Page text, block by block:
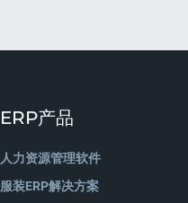
ERP产品
人力资源管理软件
服装ERP解决方案